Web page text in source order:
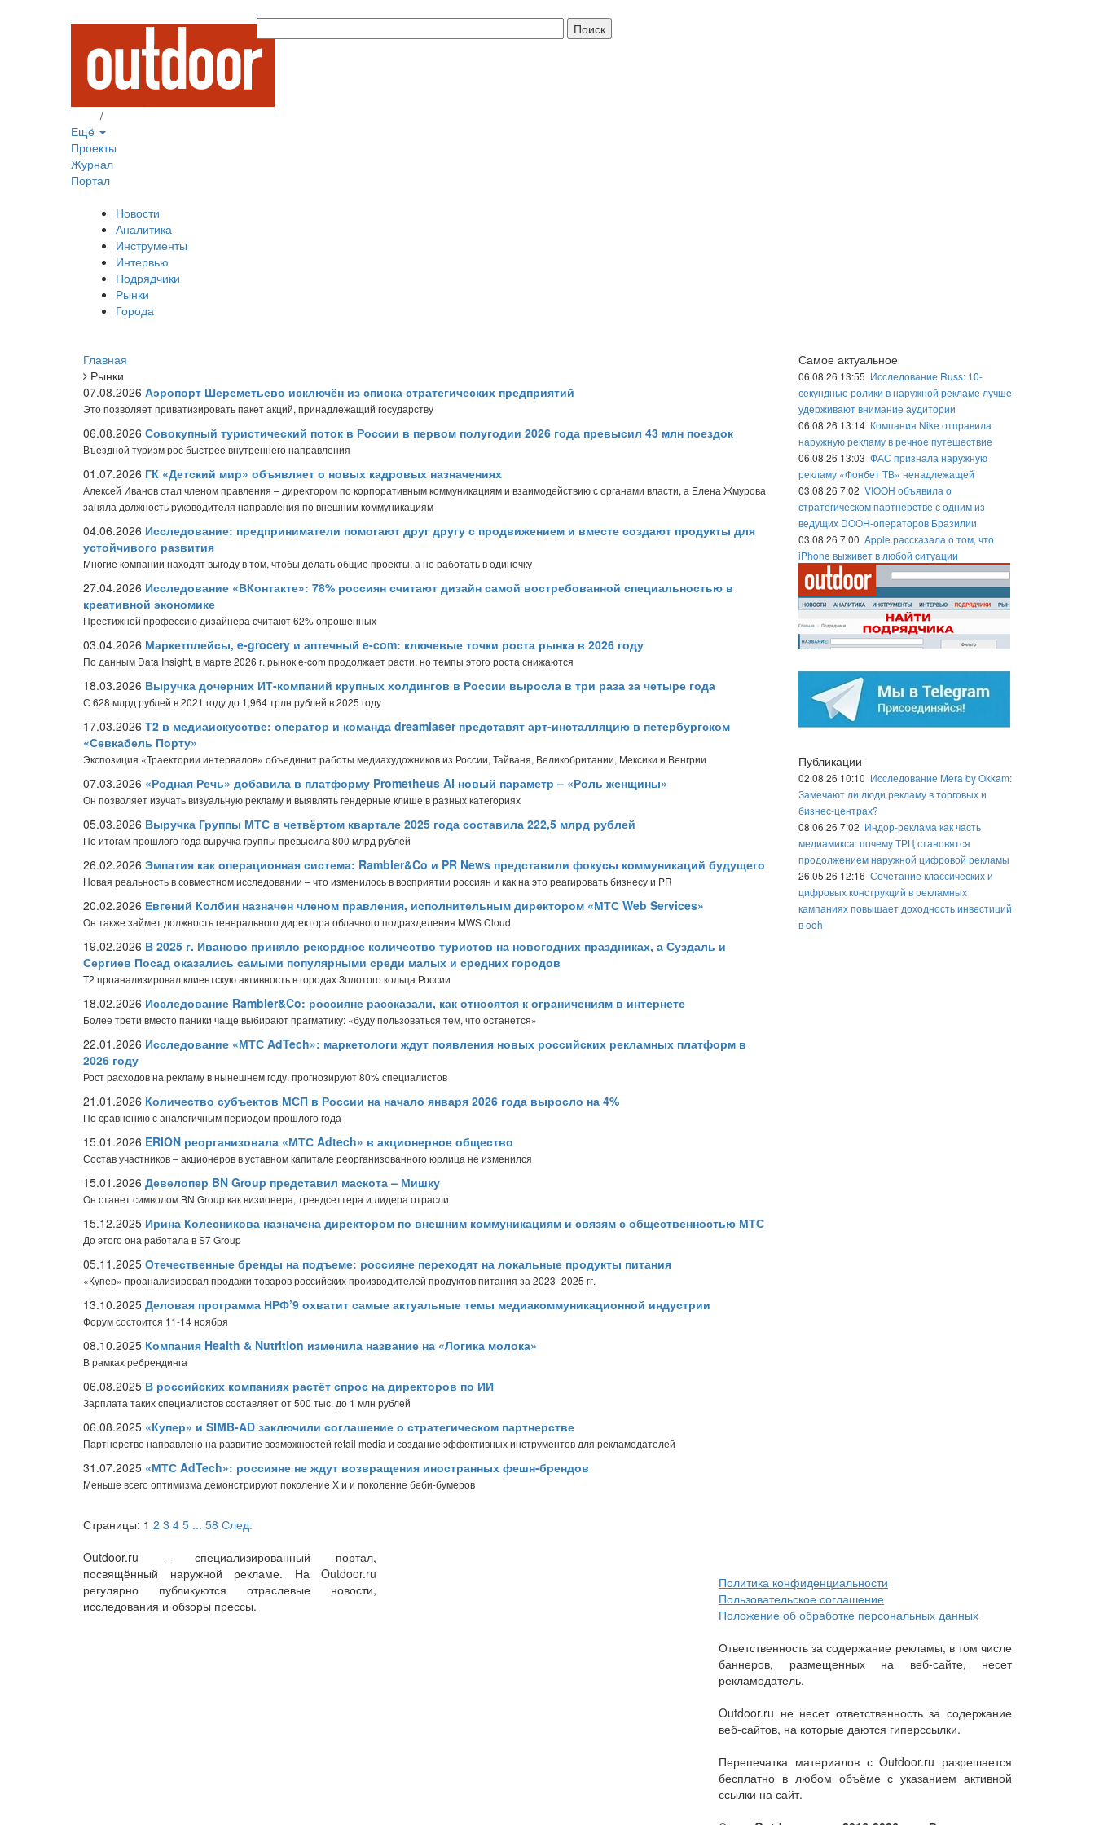
/
Ещё
Проекты
Журнал
Портал
Новости
Аналитика
Инструменты
Интервью
Подрядчики
Рынки
Города
Главная
Рынки
07.08.2026 Аэропорт Шереметьево исключён из списка стратегических предприятий
Это позволяет приватизировать пакет акций, принадлежащий государству
06.08.2026 Совокупный туристический поток в России в первом полугодии 2026 года превысил 43 млн поездок
Въездной туризм рос быстрее внутреннего направления
01.07.2026 ГК «Детский мир» объявляет о новых кадровых назначениях
Алексей Иванов стал членом правления – директором по корпоративным коммуникациям и взаимодействию с органами власти, а Елена Жмурова
заняла должность руководителя направления по внешним коммуникациям
04.06.2026 Исследование: предприниматели помогают друг другу с продвижением и вместе создают продукты для
устойчивого развития
Многие компании находят выгоду в том, чтобы делать общие проекты, а не работать в одиночку
27.04.2026 Исследование «ВКонтакте»: 78% россиян считают дизайн самой востребованной специальностью в
креативной экономике
Престижной профессию дизайнера считают 62% опрошенных
03.04.2026 Маркетплейсы, e-grocery и аптечный e-com: ключевые точки роста рынка в 2026 году
По данным Data Insight, в марте 2026 г. рынок e-com продолжает расти, но темпы этого роста снижаются
18.03.2026 Выручка дочерних ИТ-компаний крупных холдингов в России выросла в три раза за четыре года
С 628 млрд рублей в 2021 году до 1,964 трлн рублей в 2025 году
17.03.2026 Т2 в медиаискусстве: оператор и команда dreamlaser представят арт-инсталляцию в петербургском
«Севкабель Порту»
Экспозиция «Траектории интервалов» объединит работы медиахудожников из России, Тайваня, Великобритании, Мексики и Венгрии
07.03.2026 «Родная Речь» добавила в платформу Prometheus AI новый параметр – «Роль женщины»
Он позволяет изучать визуальную рекламу и выявлять гендерные клише в разных категориях
05.03.2026 Выручка Группы МТС в четвёртом квартале 2025 года составила 222,5 млрд рублей
По итогам прошлого года выручка группы превысила 800 млрд рублей
26.02.2026 Эмпатия как операционная система: Rambler&Co и PR News представили фокусы коммуникаций будущего
Новая реальность в совместном исследовании – что изменилось в восприятии россиян и как на это реагировать бизнесу и PR
20.02.2026 Евгений Колбин назначен членом правления, исполнительным директором «МТС Web Services»
Он также займет должность генерального директора облачного подразделения MWS Cloud
19.02.2026 В 2025 г. Иваново приняло рекордное количество туристов на новогодних праздниках, а Суздаль и
Сергиев Посад оказались самыми популярными среди малых и средних городов
T2 проанализировал клиентскую активность в городах Золотого кольца России
18.02.2026 Исследование Rambler&Co: россияне рассказали, как относятся к ограничениям в интернете
Более трети вместо паники чаще выбирают прагматику: «буду пользоваться тем, что останется»
22.01.2026 Исследование «МТС AdTech»: маркетологи ждут появления новых российских рекламных платформ в
2026 году
Рост расходов на рекламу в нынешнем году. прогнозируют 80% специалистов
21.01.2026 Количество субъектов МСП в России на начало января 2026 года выросло на 4%
По сравнению с аналогичным периодом прошлого года
15.01.2026 ERION реорганизовала «МТС Adtech» в акционерное общество
Состав участников – акционеров в уставном капитале реорганизованного юрлица не изменился
15.01.2026 Девелопер BN Group представил маскота – Мишку
Он станет символом BN Group как визионера, трендсеттера и лидера отрасли
15.12.2025 Ирина Колесникова назначена директором по внешним коммуникациям и связям с общественностью МТС
До этого она работала в S7 Group
05.11.2025 Отечественные бренды на подъеме: россияне переходят на локальные продукты питания
«Купер» проанализировал продажи товаров российских производителей продуктов питания за 2023–2025 гг.
13.10.2025 Деловая программа НРФ’9 охватит самые актуальные темы медиакоммуникационной индустрии
Форум состоится 11-14 ноября
08.10.2025 Компания Health & Nutrition изменила название на «Логика молока»
В рамках ребрендинга
06.08.2025 В российских компаниях растёт спрос на директоров по ИИ
Зарплата таких специалистов составляет от 500 тыс. до 1 млн рублей
06.08.2025 «Купер» и SIMB-AD заключили соглашение о стратегическом партнерстве
Партнерство направлено на развитие возможностей retail media и создание эффективных инструментов для рекламодателей
31.07.2025 «МТС AdTech»: россияне не ждут возвращения иностранных фешн-брендов
Меньше всего оптимизма демонстрируют поколение Х и и поколение беби-бумеров
Страницы: 1 2 3 4 5 ... 58 След.
Самое актуальное
06.08.26 13:55 Исследование Russ: 10-
секундные ролики в наружной рекламе лучше
удерживают внимание аудитории
06.08.26 13:14 Компания Nike отправила
наружную рекламу в речное путешествие
06.08.26 13:03 ФАС признала наружную
рекламу «Фонбет ТВ» ненадлежащей
03.08.26 7:02 VIOOH объявила о
стратегическом партнёрстве с одним из
ведущих DOOH-операторов Бразилии
03.08.26 7:00 Apple рассказала о том, что
iPhone выживет в любой ситуации
Публикации
02.08.26 10:10 Исследование Mera by Okkam:
Замечают ли люди рекламу в торговых и
бизнес-центрах?
08.06.26 7:02 Индор-реклама как часть
медиамикса: почему ТРЦ становятся
продолжением наружной цифровой рекламы
26.05.26 12:16 Сочетание классических и
цифровых конструкций в рекламных
кампаниях повышает доходность инвестиций
в ooh
Outdoor.ru – специализированный портал,
посвящённый наружной рекламе. На Outdoor.ru
регулярно публикуются отраслевые новости,
исследования и обзоры прессы.
Политика конфиденциальности
Пользовательское соглашение
Положение об обработке персональных данных
Ответственность за содержание рекламы, в том числе
баннеров, размещенных на веб-сайте, несет
рекламодатель.
Outdoor.ru не несет ответственность за содержание
веб-сайтов, на которые даются гиперссылки.
Перепечатка материалов с Outdoor.ru разрешается
бесплатно в любом объёме с указанием активной
ссылки на сайт.